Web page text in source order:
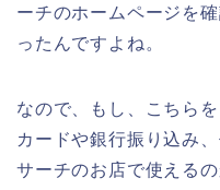
ーチのホームページを
ったんですよね。
なので、もし、こちら
カードや銀行振り込み
サーチのお店で使える